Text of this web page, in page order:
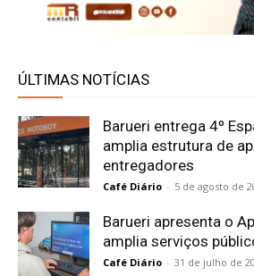
ÚLTIMAS NOTÍCIAS
Barueri entrega 4º
amplia estrutura de
entregadores
Café Diário - 5 de agosto de
Barueri apresenta o
amplia serviços
Café Diário - 31 de julho de